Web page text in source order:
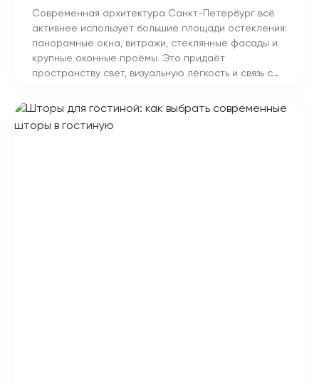
Современная архитектура Санкт-Петербург всё
активнее использует большие площади остекления:
панорамные окна, витражи, стеклянные фасады и
крупные оконные проёмы. Это придаёт
пространству свет, визуальную лёгкость и связь с
внутреннюю уязвимость помещения при
основной риск при разрушении стекла — не